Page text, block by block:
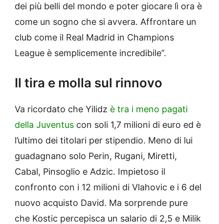
dei più belli del mondo e poter giocare lì ora è
come un sogno che si avvera. Affrontare un
club come il Real Madrid in Champions
League è semplicemente incredibile”.
Il tira e molla sul rinnovo
Va ricordato che Yilidz è tra i meno pagati
della Juventus con soli 1,7 milioni di euro ed è
l’ultimo dei titolari per stipendio. Meno di lui
guadagnano solo Perin, Rugani, Miretti,
Cabal, Pinsoglio e Adzic. Impietoso il
confronto con i 12 milioni di Vlahovic e i 6 del
nuovo acquisto David. Ma sorprende pure
che Kostic percepisca un salario di 2,5 e Milik